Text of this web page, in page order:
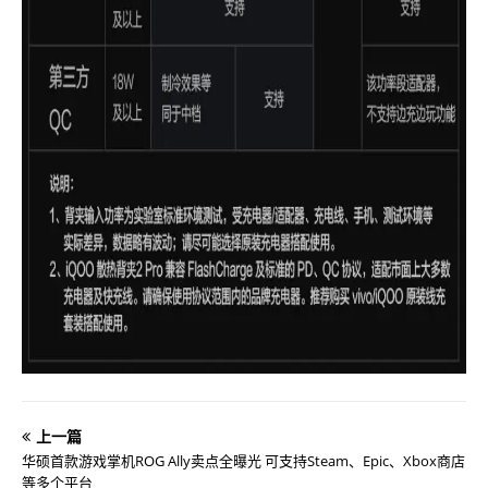
上一篇
华硕首款游戏掌机ROG Ally卖点全曝光 可支持Steam、Epic、Xbox商店
等多个平台